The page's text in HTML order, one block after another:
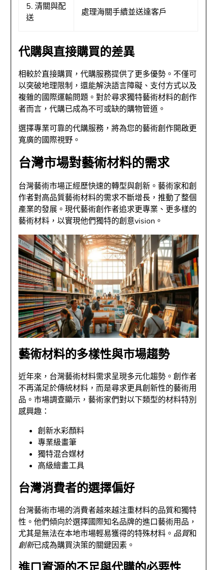
5. 清關與配
送
處理海關手續並送達客戶
代購與直接購買的差異
相較於直接購買，代購服務提供了更多優勢。不僅可
以突破地理限制，還能解決語言障礙、支付方式以及
複雜的國際運輸問題。對於尋求獨特藝術材料的創作
者而言，代購已成為不可或缺的購物管道。
選擇專業可靠的代購服務，將為您的藝術創作開啟更
寬廣的國際視野。
台灣市場對藝術材料的需求
台灣藝術市場正經歷快速的轉型與創新。藝術家和創
作者對高品質藝術材料的需求不斷增長，推動了整個
產業的發展。現代藝術創作者追求更專業、更多樣的
藝術材料，以實現他們獨特的創意vision。
藝術材料的多樣性與市場趨勢
近年來，台灣藝術材料需求呈現多元化趨勢。創作者
不再滿足於傳統材料，而是尋求更具創新性的藝術用
品。市場調查顯示，藝術家們對以下類型的材料特別
感興趣：
創新水彩顏料
專業級畫筆
獨特混合媒材
高級繪畫工具
台灣消費者的選擇偏好
台灣藝術市場的消費者越來越注重材料的品質和獨特
性。他們傾向於選擇國際知名品牌的進口藝術用品，
尤其是無法在本地市場輕易獲得的特殊材料。 品質和
創新已成為購買決策的關鍵因素。